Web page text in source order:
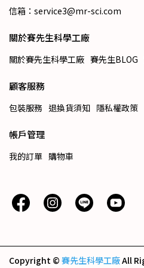
信箱：service3@mr-sci.com
關於賽先生科學工廠
關於賽先生科學工廠 賽先生BLOG
顧客服務
包裝服務 退換貨須知 隱私權政策
帳戶管理
我的訂單 購物車
Copyright © 賽先生科學工廠All